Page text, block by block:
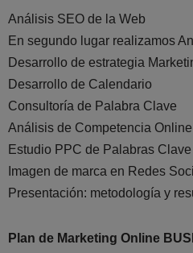
Análisis SEO de la Web
En segundo lugar realizamos
Desarrollo de estrategia
Desarrollo de Calendario
Consultoría de Palabra Clave
Análisis de Competencia Online
Estudio PPC de Palabras Clave
Imagen de marca en Redes
Presentación: metodología y
Plan de Marketing Online